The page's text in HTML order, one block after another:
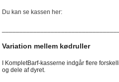
Du kan se kassen her:
Variation mellem kødruller
I KompletBarf-kasserne indgår flere
og dele af dyret.